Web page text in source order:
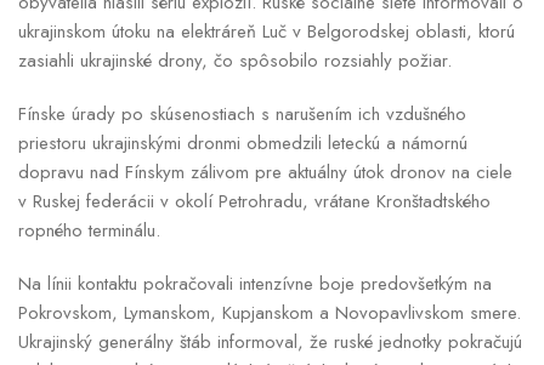
ukrajinskom útoku na elektráreň Luč v Belgorodskej oblasti, ktorú
zasiahli ukrajinské drony, čo spôsobilo rozsiahly požiar.
Fínske úrady po skúsenostiach s narušením ich vzdušného
priestoru ukrajinskými dronmi obmedzili leteckú a námornú
dopravu nad Fínskym zálivom pre aktuálny útok dronov na ciele
v Ruskej federácii v okolí Petrohradu, vrátane Kronštadtského
ropného terminálu.
Na línii kontaktu pokračovali intenzívne boje predovšetkým na
Pokrovskom, Lymanskom, Kupjanskom a Novopavlivskom smere.
Ukrajinský generálny štáb informoval, že ruské jednotky pokračujú